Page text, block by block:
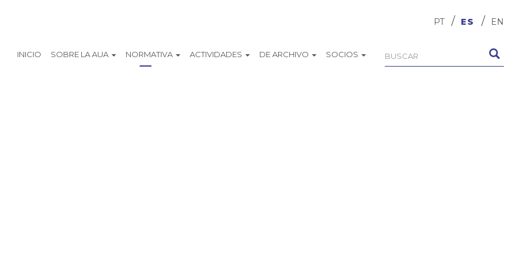
EN
ES
PT
INICIO SOBRE LA AUA NORMATIVA ACTIVIDADES DE ARCHIVO SOCIOS